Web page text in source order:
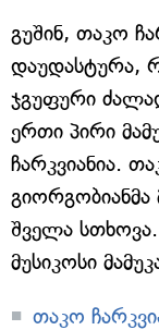
გუშინ, თაკო
დაუდასტურა,
ჯგუფური
ერთი პირი
ჩარკვიანია.
გიორგობიანმა
შველა სთხოვა.
მუსიკოსი
თაკო